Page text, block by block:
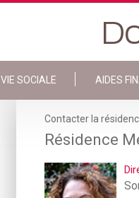
VIE SOCIALE AIDES
Contacter la
Résidence